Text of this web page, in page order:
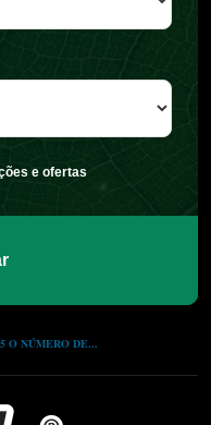
e ofertas
O NÚMERO DE...